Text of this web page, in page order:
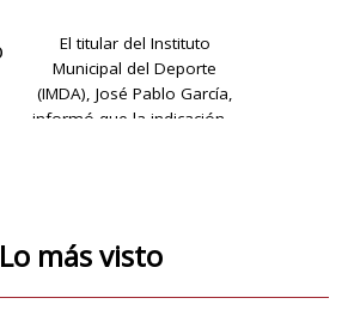
El titular del Instituto
Municipal del Deporte
(IMDA), José Pablo García,
informó que la indicación…
Lo más visto